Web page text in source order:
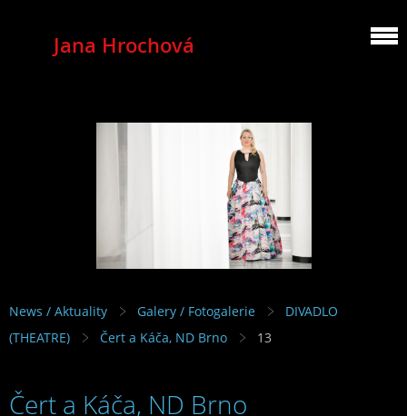
Jana Hrochová
MEZZOSOPRANO
News / Aktuality Galery / Fotogalerie
DIVADLO
(THEATRE)
Čert a Káča, ND Brno 13
Čert a Káča, ND Brno